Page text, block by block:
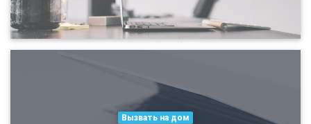
Вызвать на дом